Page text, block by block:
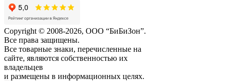
Copyright © 2008-2026, ООО “БиБиЗон”.
Все права защищены.
Все товарные знаки, перечисленные на
сайте, являются собственностью их
владельцев
и размещены в информационных целях.